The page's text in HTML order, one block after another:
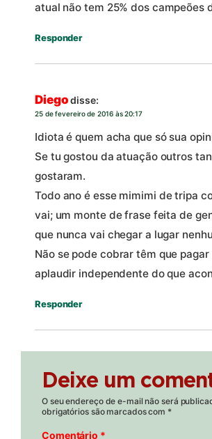
atual não tem 25% dos campeões
Responder
Diego disse:
25 de fevereiro de 2016 às 20:17
Idiota é quem acha que só sua
Se tu gostou da atuação outros
gostaram.
Todo ano é esse mimimi de tripa
vai; um monte de frase feita de
que nunca vai chegar a lugar
Não se pode cobrar têm que pagar
aplaudir independente do que
Responder
Deixe um
O seu endereço de e-mail não será
obrigatórios são marcados com *
Comentário *